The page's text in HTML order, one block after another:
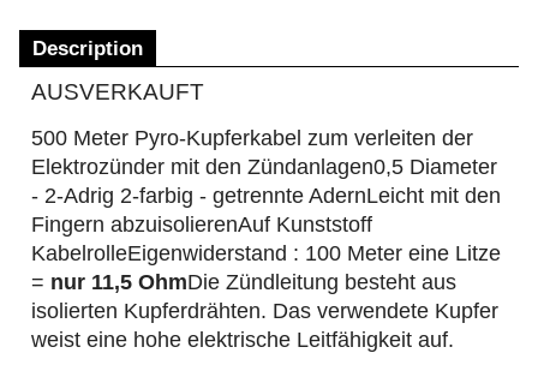
Description
AUSVERKAUFT
500 Meter Pyro-Kupferkabel zum verleiten der
Elektrozünder mit den Zündanlagen0,5 Diameter
- 2-Adrig 2-farbig - getrennte AdernLeicht mit den
Fingern abzuisolierenAuf Kunststoff
KabelrolleEigenwiderstand : 100 Meter eine Litze
= nur 11,5 OhmDie Zündleitung besteht aus
isolierten Kupferdrähten. Das verwendete Kupfer
weist eine hohe elektrische Leitfähigkeit auf.